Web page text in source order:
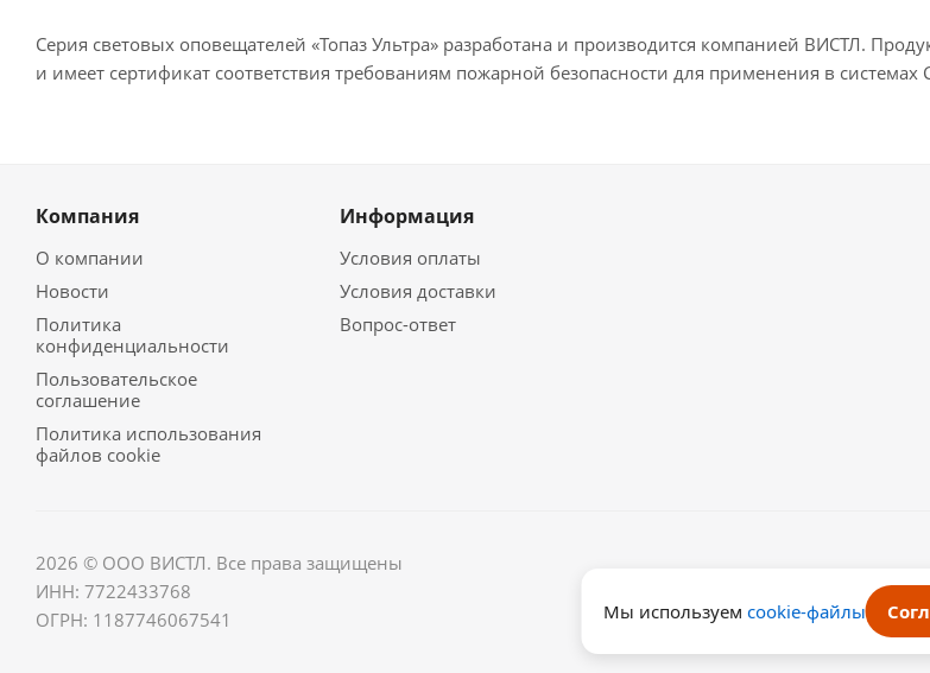
Серия световых оповещателей «Топаз Ультра» разработана и производится компанией ВИСТЛ.
и имеет сертификат соответствия требованиям пожарной безопасности для применения в
Компания
О компании
Новости
Политика
конфиденциальности
Пользовательское
соглашение
Политика использования
файлов cookie
Информация
Условия оплаты
Условия доставки
Вопрос-ответ
2026 © ООО ВИСТЛ. Все права защищены
ИНН: 7722433768
ОГРН: 1187746067541
Мы используем cookie-файлы